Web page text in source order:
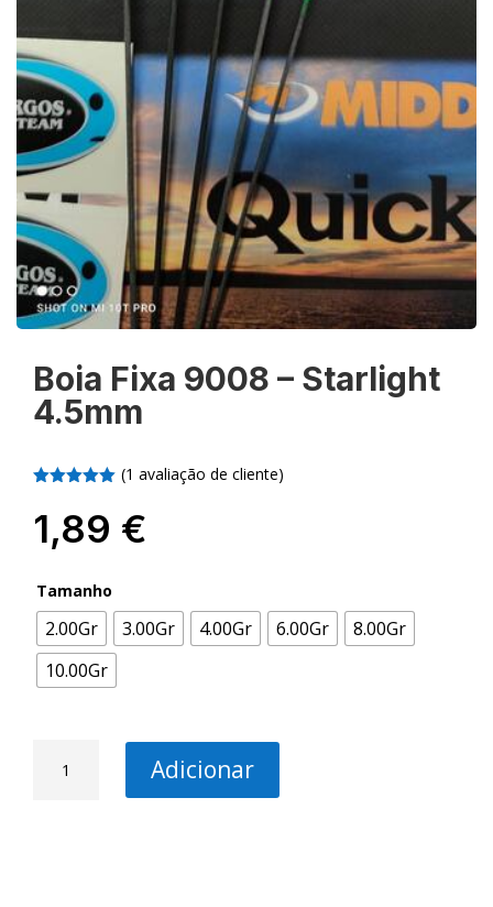
Boia Fixa 9008 – Starlight
4.5mm
do com
5.00
em 5
com base
ção de
(1 avaliação de cliente)
1,89 €
Tamanho
2.00Gr 3.00Gr 4.00Gr 6.00Gr
8.00Gr
10.00Gr
Adicionar